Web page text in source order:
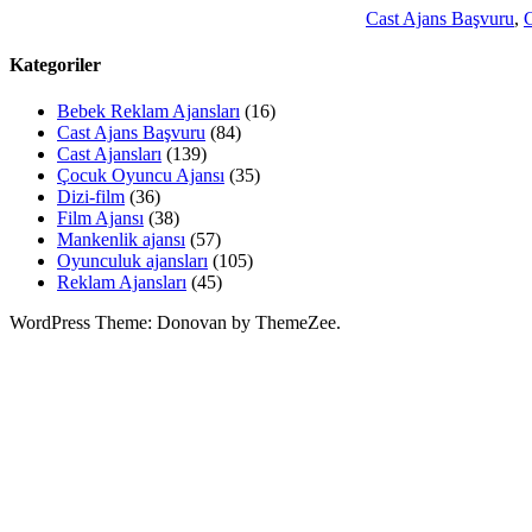
Cast Ajans Başvuru,
Kategoriler
Bebek Reklam Ajansları (16)
Cast Ajans Başvuru (84)
Cast Ajansları (139)
Çocuk Oyuncu Ajansı (35)
Dizi-film (36)
Film Ajansı (38)
Mankenlik ajansı (57)
Oyunculuk ajansları (105)
Reklam Ajansları (45)
WordPress Theme: Donovan by ThemeZee.